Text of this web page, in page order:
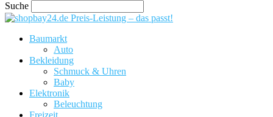
Suche
Preis-Leistung – das passt!
Baumarkt
Auto
Bekleidung
Schmuck & Uhren
Baby
Elektronik
Beleuchtung
Freizeit